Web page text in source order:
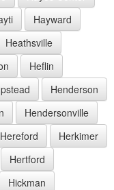
Hayward
Heathsville
Heflin
Henderson
Hendersonville
Hereford
Herkimer
Hertford
Hickman